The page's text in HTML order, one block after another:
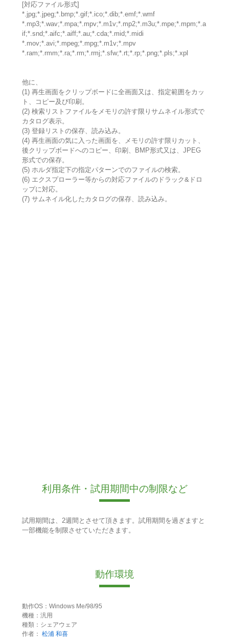
[対応ファイル形式]
*.jpg;*.jpeg;*.bmp;*.gif;*.ico;*.dib;*.emf;*.wmf
*.mp3;*.wav;*.mpa;*.mpv;*.m1v;*.mp2;*.m3u;*.mpe;*.mpm;*.a
if;*.snd;*.aifc;*.aiff;*.au;*.cda;*.mid;*.midi
*.mov;*.avi;*.mpeg;*.mpg;*.m1v;*.mpv
*.ram;*.rmm;*.ra;*.rm;*.rmj;*.sfw;*.rt;*.rp;*.png;*.pls;*.xpl
他に、
(1) 再生画面をクリップボードに全画面又は、指定範囲をカッ
ト、コピー及び印刷。
(2) 検索リストファイルをメモリの許す限りサムネイル形式で
カタログ表示。
(3) 登録リストの保存、読み込み。
(4) 再生画面の気に入った画面を、メモリの許す限りカット、
後クリップボードへのコピー、印刷、BMP形式又は、JPEG
形式での保存。
(5) ホルダ指定下の指定パターンでのファイルの検索。
(6) エクスプローラー等からの対応ファイルのドラック&ドロ
ップに対応。
(7) サムネイル化したカタログの保存、読み込み。
利用条件・試用期間中の制限など
試用期間は、2週間とさせて頂きます。試用期間を過ぎますと
一部機能を制限させていただきます。
動作環境
動作OS：Windows Me/98/95
機種：汎用
種類：シェアウェア
作者： 松浦 和喜